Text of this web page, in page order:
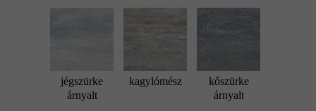
jégszürke
árnyalt
kagylómész
kőszürke
árnyalt